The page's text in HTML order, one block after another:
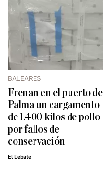
BALEARES
Frenan en el puerto de
Palma un cargamento
de 1.400 kilos de pollo
por fallos de
conservación
El Debate